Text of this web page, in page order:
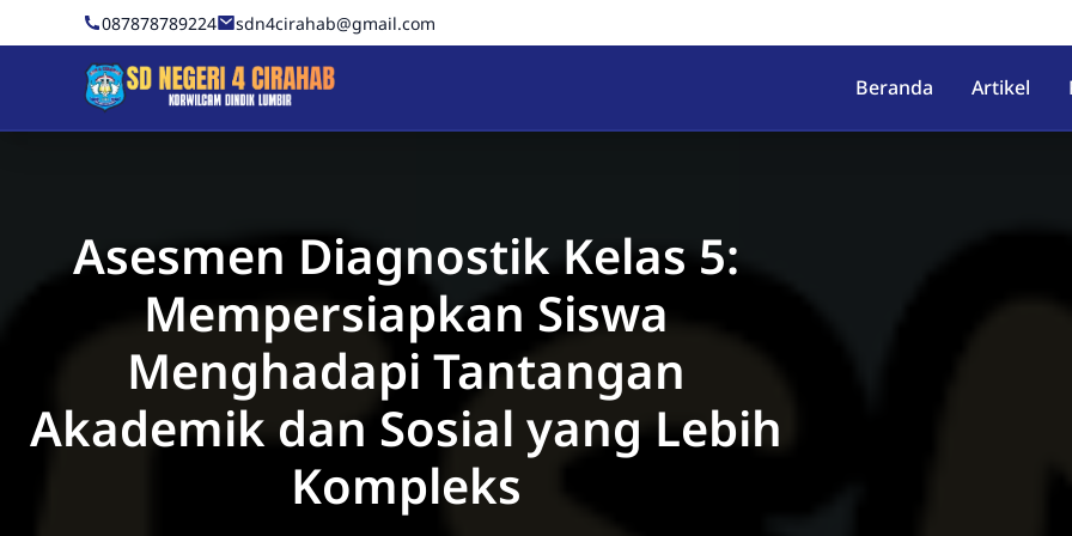
Skip to Content087878789224 sdn4cirahab@gmail.com
Sekolah Dasar Negeri 4 Cirahab, Kec. Lumbir, Kab.
Beranda Artikel
Asesmen Diagnostik Kelas 5:
Mempersiapkan Siswa
Menghadapi Tantangan
Akademik dan Sosial yang Lebih
Kompleks